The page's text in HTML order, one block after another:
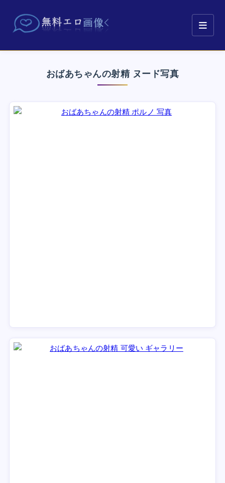
おばあちゃんの射精 ヌード写真